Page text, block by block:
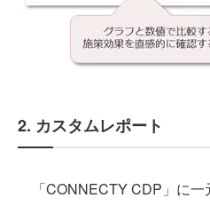
2. カスタムレポート
「CONNECTY CDP」に一